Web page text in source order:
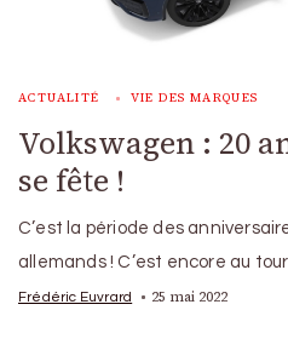
ACTUALITÉ VIE DES MARQUES
Volkswagen : 20
se fête !
C’est la période des
allemands ! C’est encore au
Frédéric Euvrard 25 mai 2022